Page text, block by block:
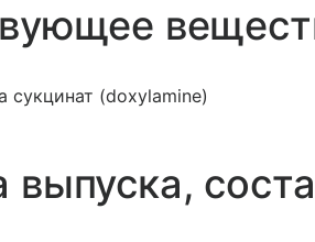
сукцинат (doxylamine)